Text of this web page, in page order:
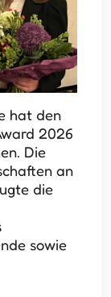
hat den
2026
Die
an
die
sowie